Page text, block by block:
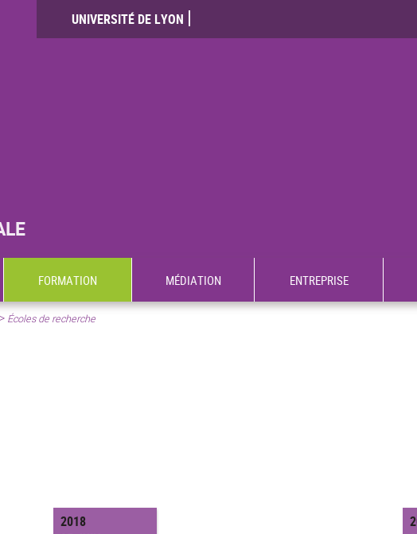
UNIVERSITÉ DE LYON
FORMATION MÉDIATION ENTREPRISE
> Écoles de recherche
2018